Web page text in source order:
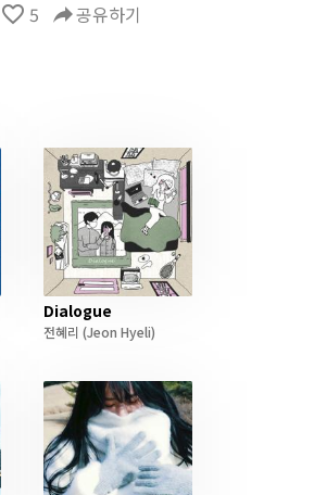
favorite_border 5 reply공유하기
Dialogue
전혜리 (Jeon Hyeli)